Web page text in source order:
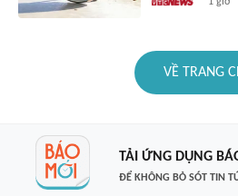
1 giờ
VỀ TRANG
TẢI ỨNG DỤNG
ĐỂ KHÔNG BỎ SÓT TIN